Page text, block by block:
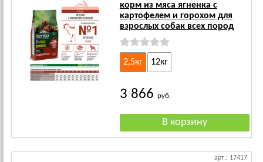
корм из мяса ягненка с
картофелем и горохом для
взрослых собак всех пород
2,5кг 12кг
3 866 руб.
арт.: 17417